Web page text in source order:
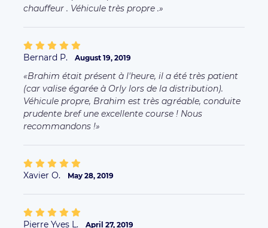
chauffeur . Véhicule très propre .
Bernard P. August 19, 2019
Brahim était présent à l'heure, il a été très patient
(car valise égarée à Orly lors de la distribution).
Véhicule propre, Brahim est très agréable, conduite
prudente bref une excellente course ! Nous
recommandons !
Xavier O. May 28, 2019
Pierre Yves L. April 27, 2019